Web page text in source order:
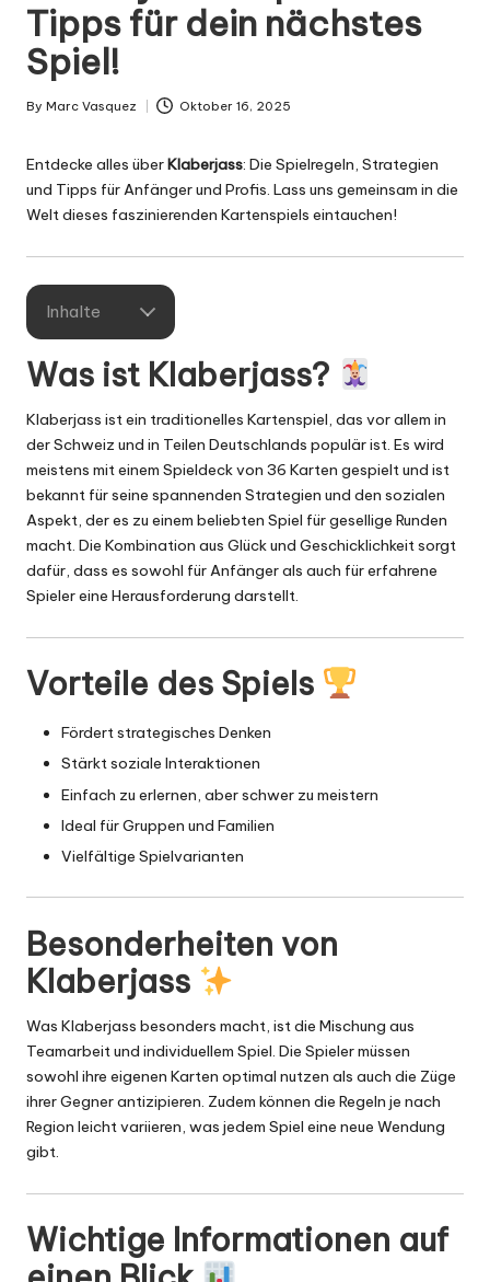
n
.
d
e
Tipps für dein nächstes
Spiel!
Posted
By Marc Vasquez Oktober 16, 2025
Entdecke alles überKlaberjass: Die Spielregeln, Strategien
und Tipps für Anfänger und Profis. Lass uns gemeinsam in die
Welt dieses faszinierenden Kartenspiels eintauchen!
Inhalte
Was ist Klaberjass?
Klaberjass ist ein traditionelles Kartenspiel, das vor allem in
der Schweiz und in Teilen Deutschlands populär ist. Es wird
meistens mit einem Spieldeck von 36 Karten gespielt und ist
bekannt für seine spannenden Strategien und den sozialen
Aspekt, der es zu einem beliebten Spiel für gesellige Runden
macht. Die Kombination aus Glück und Geschicklichkeit sorgt
dafür, dass es sowohl für Anfänger als auch für erfahrene
Spieler eine Herausforderung darstellt.
Vorteile des Spiels
Fördert strategisches Denken
Stärkt soziale Interaktionen
Einfach zu erlernen, aber schwer zu meistern
Ideal für Gruppen und Familien
Vielfältige Spielvarianten
Besonderheiten von
Klaberjass
Was Klaberjass besonders macht, ist die Mischung aus
Teamarbeit und individuellem Spiel. Die Spieler müssen
sowohl ihre eigenen Karten optimal nutzen als auch die Züge
ihrer Gegner antizipieren. Zudem können die Regeln je nach
Region leicht variieren, was jedem Spiel eine neue Wendung
gibt.
Wichtige Informationen auf